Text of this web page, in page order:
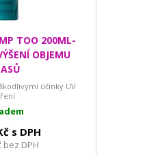
TOO 200ML-
OBJEMU
účinky UV
s DPH
bez DPH